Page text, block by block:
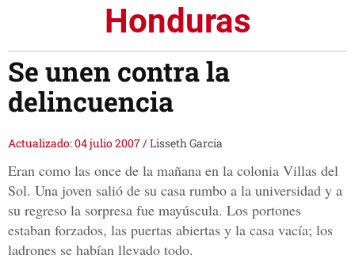
Honduras
Se unen contra la
delincuencia
Actualizado: 04 julio 2007/Lisseth García
Eran como las once de la mañana en la colonia Villas del
Sol. Una joven salió de su casa rumbo a la universidad y a
su regreso la sorpresa fue mayúscula. Los portones
estaban forzados, las puertas abiertas y la casa vacía; los
ladrones se habían llevado todo.